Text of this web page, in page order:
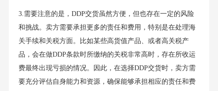
3.需要注意的是，DDP交货虽然方便，但也存在一定的风险
和挑战。卖方需要承担更多的责任和费用，特别是在处理海
关手续和关税方面。比如某些高货值产品、或者高关税产
品，会在做DDP条款时所缴纳的关税非常高时，存在所收运
费最终出现亏损的情况。因此，在选择DDP交货时，卖方需
要充分评估自身能力和资源，确保能够承担相应的责任和费